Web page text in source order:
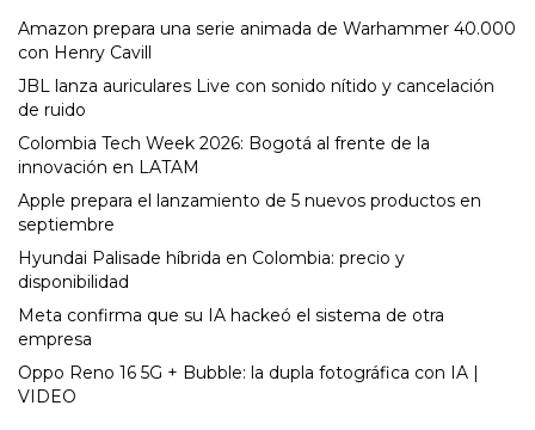
Amazon prepara una serie animada de Warhammer 40.000
con Henry Cavill
JBL lanza auriculares Live con sonido nítido y cancelación
de ruido
Colombia Tech Week 2026: Bogotá al frente de la
innovación en LATAM
Apple prepara el lanzamiento de 5 nuevos productos en
septiembre
Hyundai Palisade híbrida en Colombia: precio y
disponibilidad
Meta confirma que su IA hackeó el sistema de otra
empresa
Oppo Reno 16 5G + Bubble: la dupla fotográfica con IA |
VIDEO